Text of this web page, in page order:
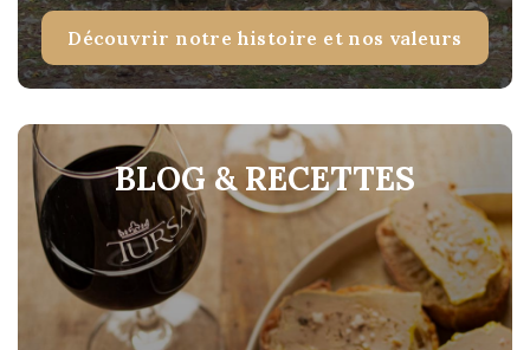
Découvrir notre histoire et nos valeurs
BLOG & RECETTES